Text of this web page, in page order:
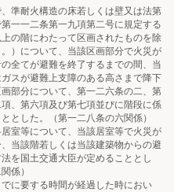
準耐火構造の床若しくは壁又は法第
一一二条第一九項第二号に規定する
の階にわたって区画されたものを除
）について、当該区画部分で火災が
全てが避難を終了するまでの間、当
スが避難上支障のある高さまで降下
部分について、第一二六条の二、第
、第六項及び第七項並びに階段に係
とした。（第一二八条の六関係）
室等について、当該居室等で火災が
当該階若しくは当該建築物からの避
を国土交通大臣が定めることとし
係）
に要する時間が経過した時におい